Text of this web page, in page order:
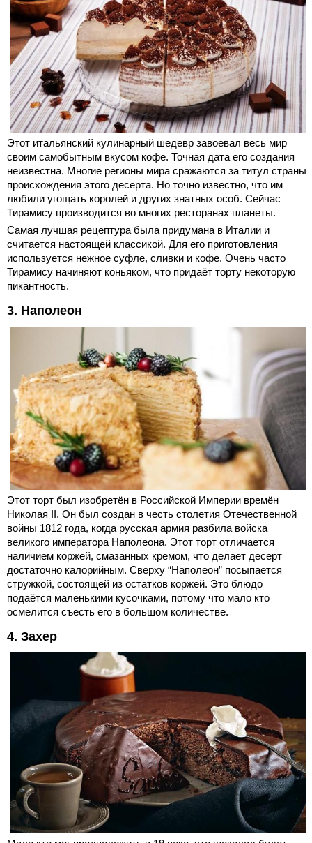
Этот итальянский кулинарный шедевр завоевал весь мир
своим самобытным вкусом кофе. Точная дата его создания
неизвестна. Многие регионы мира сражаются за титул страны
происхождения этого десерта. Но точно известно, что им
любили угощать королей и других знатных особ. Сейчас
Тирамису производится во многих ресторанах планеты.
Самая лучшая рецептура была придумана в Италии и
считается настоящей классикой. Для его приготовления
используется нежное суфле, сливки и кофе. Очень часто
Тирамису начиняют коньяком, что придаёт торту некоторую
пикантность.
3. Наполеон
Этот торт был изобретён в Российской Империи времён
Николая II. Он был создан в честь столетия Отечественной
войны 1812 года, когда русская армия разбила войска
великого императора Наполеона. Этот торт отличается
наличием коржей, смазанных кремом, что делает десерт
достаточно калорийным. Сверху “Наполеон” посыпается
стружкой, состоящей из остатков коржей. Это блюдо
подаётся маленькими кусочками, потому что мало кто
осмелится съесть его в большом количестве.
4. Захер